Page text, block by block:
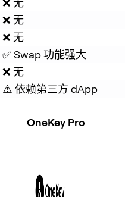
❌ 无
❌ 无
❌ 无
✅ Swap 功能强大
❌ 无
⚠️ 依赖第三方 dApp
OneKey Pro